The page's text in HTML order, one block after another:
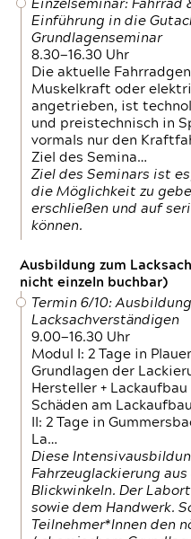
Einzelseminar: Fahrrad
Einführung in die
Grundlagenseminar
8.30—16.30 Uhr
Die aktuelle
Muskelkraft oder
angetrieben, ist
und preistechnisch in
vormals nur den
Ziel des Semina…
Ziel des Seminars ist
die Möglichkeit zu
erschließen und auf
können.
Ausbildung zum
nicht einzeln buchbar)
Termin 6/10:
Lacksachverständigen
9.00—16.30 Uhr
Modul I: 2 Tage in
Grundlagen der
Hersteller +
Schäden am
II: 2 Tage in
La…
Diese
Fahrzeuglackierung
Blickwinkeln. Der
sowie dem Handwerk.
Teilnehmer*Innen den